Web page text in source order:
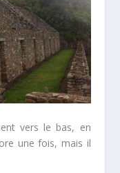
vers le bas, en
une fois, mais il